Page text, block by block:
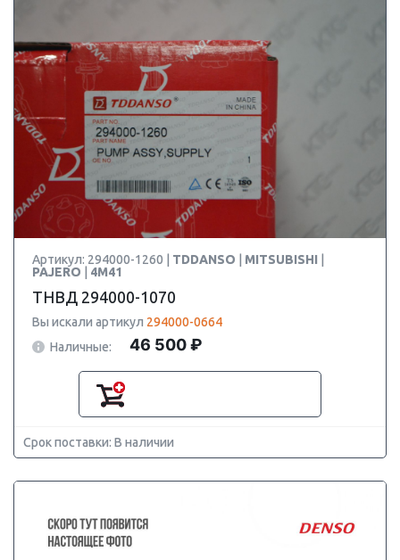
Артикул: 294000-1260 | TDDANSO MITSUBISHI
PAJERO
4M41
ТНВД 294000-1070
Вы искали артикул 294000-0664
Наличные:
46 500 ₽
Срок поставки: В наличии